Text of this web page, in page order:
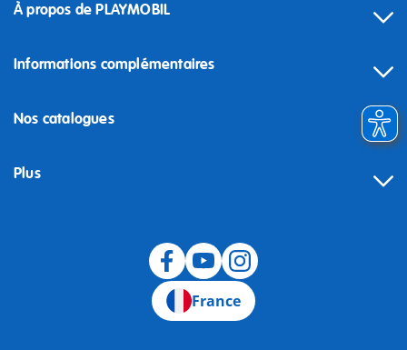
À propos de PLAYMOBIL
Informations complémentaires
Nos catalogues
Plus
France